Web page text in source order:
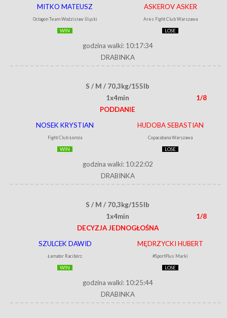
MITKO MATEUSZ
Octagon Team Wodzisław Śląski
WIN
ASKEROV ASKER
Ares Fight Club Warszawa
LOSE
godzina walki: 10:17:34
DRABINKA
S / M / 70,3kg/155lb
1x4min
1/8
PODDANIE
NOSEK KRYSTIAN
Fight Club Łomża
WIN
HUDOBA SEBASTIAN
Copacabana Warszawa
LOSE
godzina walki: 10:22:02
DRABINKA
S / M / 70,3kg/155lb
1x4min
1/8
DECYZJA JEDNOGŁOŚNA
SZULCEK DAWID
Łamator Racibórz
WIN
MĘDRZYCKI HUBERT
#SportPlus Marki
LOSE
godzina walki: 10:25:44
DRABINKA